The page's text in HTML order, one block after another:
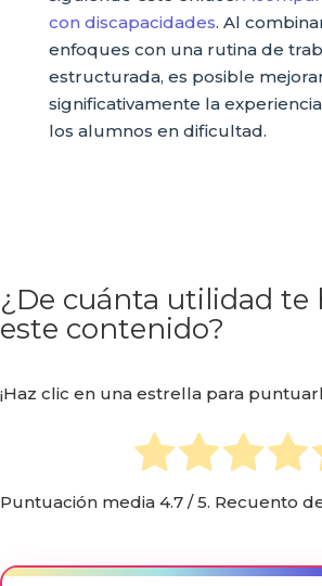
con discapacidades. Al
enfoques con una rutina de
estructurada, es posible
significativamente la
los alumnos en dificultad.
¿De cuánta utilidad te
este contenido?
¡Haz clic en una estrella para
Puntuación media 4.7 / 5. Recuento